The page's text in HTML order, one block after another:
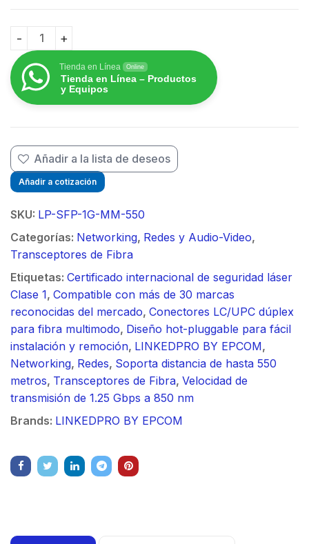
Transceptor SFP (Mini-Gbic) / Multimodo / 1.25
Tienda en Línea Online
Tienda en Línea – Productos
y Equipos
Añadir a la lista de deseos
Añadir a cotización
SKU: LP-SFP-1G-MM-550
Categorías: Networking, Redes y Audio-Video,
Transceptores de Fibra
Etiquetas: Certificado internacional de seguridad láser
Clase 1, Compatible con más de 30 marcas
reconocidas del mercado, Conectores LC/UPC dúplex
para fibra multimodo, Diseño hot-pluggable para fácil
instalación y remoción, LINKEDPRO BY EPCOM,
Networking, Redes, Soporta distancia de hasta 550
metros, Transceptores de Fibra, Velocidad de
transmisión de 1.25 Gbps a 850 nm
Brands: LINKEDPRO BY EPCOM